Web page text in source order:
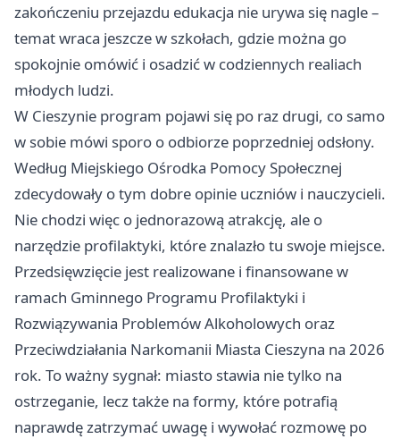
zakończeniu przejazdu edukacja nie urywa się nagle –
temat wraca jeszcze w szkołach, gdzie można go
spokojnie omówić i osadzić w codziennych realiach
młodych ludzi.
W Cieszynie program pojawi się po raz drugi, co samo
w sobie mówi sporo o odbiorze poprzedniej odsłony.
Według Miejskiego Ośrodka Pomocy Społecznej
zdecydowały o tym dobre opinie uczniów i nauczycieli.
Nie chodzi więc o jednorazową atrakcję, ale o
narzędzie profilaktyki, które znalazło tu swoje miejsce.
Przedsięwzięcie jest realizowane i finansowane w
ramach Gminnego Programu Profilaktyki i
Rozwiązywania Problemów Alkoholowych oraz
Przeciwdziałania Narkomanii Miasta Cieszyna na 2026
rok. To ważny sygnał: miasto stawia nie tylko na
ostrzeganie, lecz także na formy, które potrafią
naprawdę zatrzymać uwagę i wywołać rozmowę po